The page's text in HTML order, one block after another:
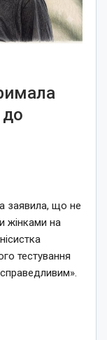
до
заявила, що не
жінками на
тестування